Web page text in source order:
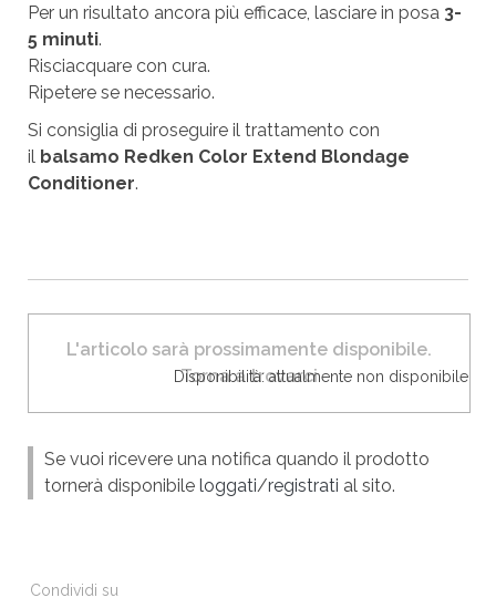
Per un risultato ancora più efficace, lasciare in posa 3-
5 minuti.
Risciacquare con cura.
Ripetere se necessario.
Si consiglia di proseguire il trattamento con
il balsamo Redken Color Extend Blondage
Conditioner.
L'articolo sarà prossimamente disponibile.
Torna a trovarci
Disponibilità: attualmente non disponibile
Se vuoi ricevere una notifica quando il prodotto
tornerà disponibile loggati/registrati al sito.
Condividi su